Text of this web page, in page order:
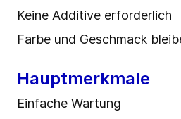
Keine Additive erforderlich
Farbe und Geschmack
Hauptmerkmale
Einfache Wartung